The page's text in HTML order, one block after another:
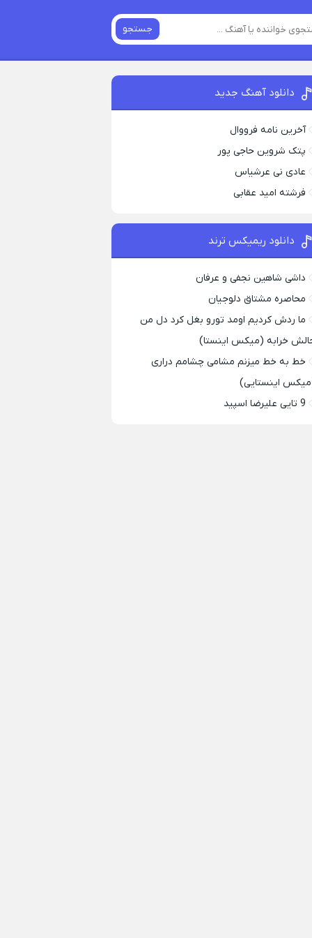
جستجو
دانلود آهنگ جدید
آخرین نامه فرووال
پتک شروین حاجی پور
عادی نی عرشیاس
فرشته امید عقابی
دانلود ریمیکس ترند
داشی شاهین نجفی و عرفان
محاصره مشتاق دلوجیان
ما ردش کردیم اومد تورو بغل کرد دل من
خرابه (میکس اینستا)
خط به خط میزنم مشامی چشامم دراری
اینستایی)
9 تایی علیرضا اسپید